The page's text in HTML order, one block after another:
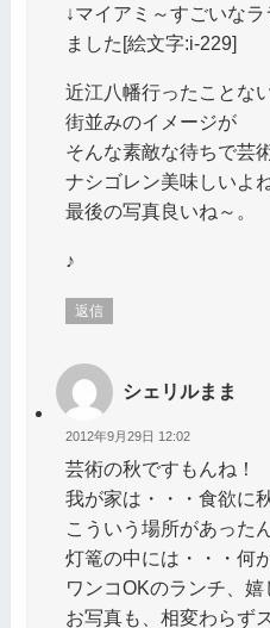
↓マイアミ～すごいな
ました[絵文字:i-229]
近江八幡行ったことな
街並みのイメージが
そんな素敵な待ちで芸
ナシゴレン美味しいよね
最後の写真良いね～。
♪
返信
シェリルまま
2012年9月29日 12:02
芸術の秋ですもんね！
我が家は・・・食欲に
こういう場所があった
灯篭の中には・・・何
ワンコOKのランチ、
お写真も、相変わらず